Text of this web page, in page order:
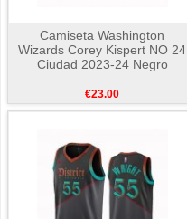
Camiseta Washington
Wizards Corey Kispert NO 24
Ciudad 2023-24 Negro
€23.00